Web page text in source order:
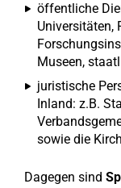
öffentliche
Universitäten,
Museen,
juristische
Inland: z.B.
sowie die
Dagegen sind